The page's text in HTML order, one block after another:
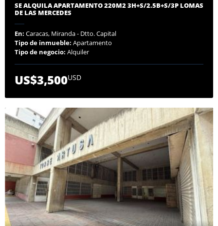
SE ALQUILA APARTAMENTO 220M2 3H+S/2.5B+S/3P LOMAS
DE LAS MERCEDES
En: Caracas, Miranda - Dtto. Capital
Tipo de inmueble: Apartamento
Tipo de negocio: Alquiler
US$3,500USD